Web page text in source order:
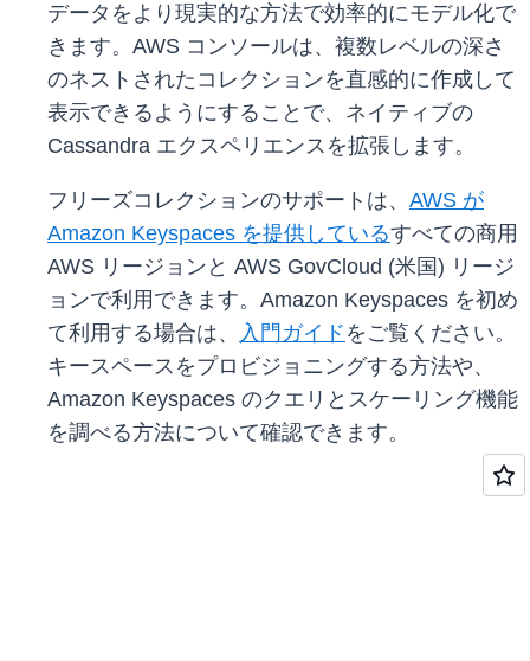
データをより現実的な方法で効率的にモデル化で
きます。AWS コンソールは、複数レベルの深さ
のネストされたコレクションを直感的に作成して
表示できるようにすることで、ネイティブの
Cassandra エクスペリエンスを拡張します。
フリーズコレクションのサポートは、 AWS が
Amazon Keyspaces を提供しているすべての商用
AWS リージョンと AWS GovCloud (米国) リージ
ョンで利用できます。Amazon Keyspaces を初め
て利用する場合は、 入門ガイド をご覧ください。
キースペースをプロビジョニングする方法や、
Amazon Keyspaces のクエリとスケーリング機能
を調べる方法について確認できます。